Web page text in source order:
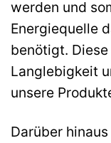
werden und
Energiequelle
benötigt.
Langlebigkeit
unsere
Darüber